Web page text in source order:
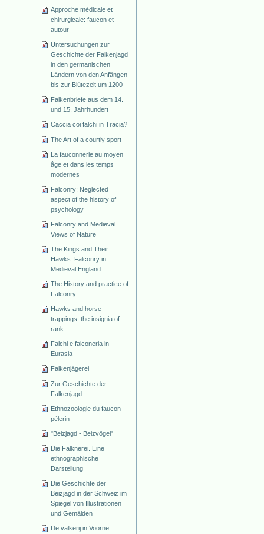
Approche médicale et
chirurgicale: faucon et
autour
Untersuchungen zur
Geschichte der Falkenjagd
in den germanischen
Ländern von den Anfängen
bis zur Blütezeit um 1200
Falkenbriefe aus dem 14.
und 15. Jahrhundert
Caccia coi falchi in Tracia?
The Art of a courtly sport
La fauconnerie au moyen
âge et dans les temps
modernes
Falconry: Neglected
aspect of the history of
psychology
Falconry and Medieval
Views of Nature
The Kings and Their
Hawks. Falconry in
Medieval England
The History and practice of
Falconry
Hawks and horse-
trappings: the insignia of
rank
Falchi e falconeria in
Eurasia
Falkenjägerei
Zur Geschichte der
Falkenjagd
Ethnozoologie du faucon
pèlerin
"Beizjagd - Beizvögel"
Die Falknerei. Eine
ethnographische
Darstellung
Die Geschichte der
Beizjagd in der Schweiz im
Spiegel von Illustrationen
und Gemälden
De valkerij in Voorne